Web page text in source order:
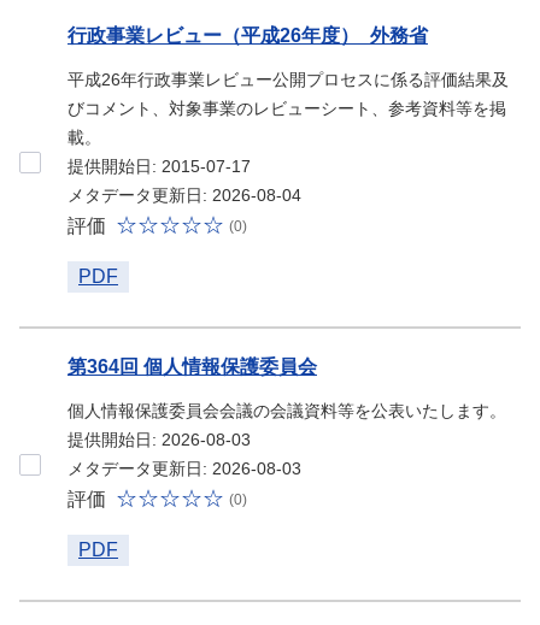
行政事業レビュー（平成26年度）_外務省
平成26年行政事業レビュー公開プロセスに係る評価結果及
びコメント、対象事業のレビューシート、参考資料等を掲
載。
提供開始日: 2015-07-17
メタデータ更新日: 2026-08-04
評価 (0)
PDF
第364回 個人情報保護委員会
個人情報保護委員会会議の会議資料等を公表いたします。
提供開始日: 2026-08-03
メタデータ更新日: 2026-08-03
評価 (0)
PDF